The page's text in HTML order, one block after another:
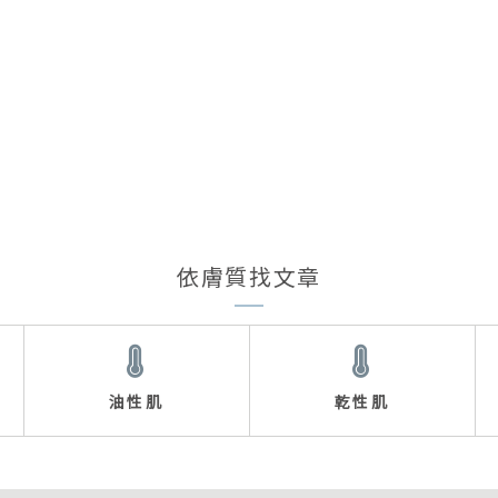
依膚質找文章
油性肌 乾性肌